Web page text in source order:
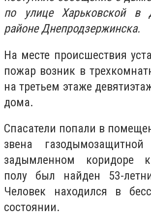
по улице Харьковской в
районе Днепродзержинска.
На месте происшествия
пожар возник в
на третьем этаже
дома.
Спасатели попали в
звена
задымленном коридоре
полу был найден 53-
Человек находился в
состоянии.